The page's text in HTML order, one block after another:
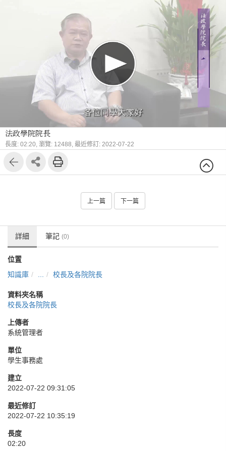
法政學院院長
長度: 02:20, 瀏覽: 12488, 最近修訂: 2022-07-22
上一篇 下一篇
詳細 筆記 (0)
位置
知識庫
校長及各院院長
資料夾名稱
校長及各院院長
上傳者
系統管理者
單位
學生事務處
建立
2022-07-22 09:31:05
最近修訂
2022-07-22 10:35:19
長度
02:20